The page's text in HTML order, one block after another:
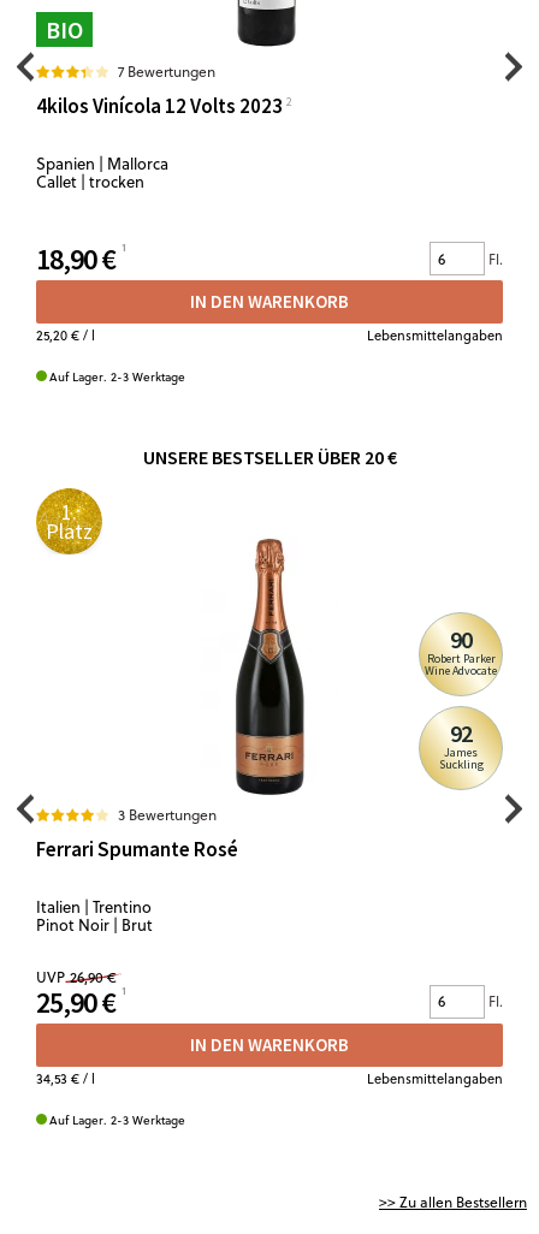
BIO
7 Bewertungen
4kilos Vinícola 12 Volts 2023
Spanien | Mallorca
Callet | trocken
18,90 € Fl.
IN DEN WARENKORB
25,20 €/ l Lebensmittelangaben
Auf Lager. 2-3 Werktage
UNSERE BESTSELLER ÜBER 20 €
1.
Platz
90
Robert Parker
Wine Advocate
92
James
Suckling
3 Bewertungen
Ferrari Spumante Rosé
Italien | Trentino
Pinot Noir | Brut
UVP 26,90 €
25,90 € Fl.
IN DEN WARENKORB
34,53 €/ l Lebensmittelangaben
Auf Lager. 2-3 Werktage
>> Zu allen Bestsellern